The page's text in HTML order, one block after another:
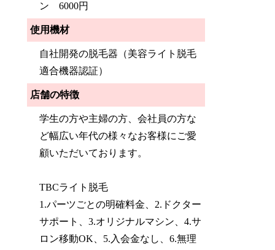
ン 6000円
使用機材
自社開発の脱毛器（美容ライト脱毛
適合機器認証）
店舗の特徴
学生の方や主婦の方、会社員の方な
ど幅広い年代の様々なお客様にご愛
顧いただいております。
TBCライト脱毛
1.パーツごとの明確料金、2.ドクター
サポート、3.オリジナルマシン、4.サ
ロン移動OK、5.入会金なし、6.無理